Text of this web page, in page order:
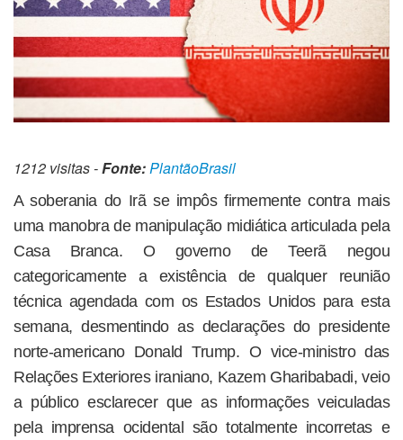
1212 visitas -Fonte:PlantãoBrasil
A soberania do Irã se impôs firmemente contra mais
uma manobra de manipulação midiática articulada pela
Casa Branca. O governo de Teerã negou
categoricamente a existência de qualquer reunião
técnica agendada com os Estados Unidos para esta
semana, desmentindo as declarações do presidente
norte-americano Donald Trump. O vice-ministro das
Relações Exteriores iraniano, Kazem Gharibabadi, veio
a público esclarecer que as informações veiculadas
pela imprensa ocidental são totalmente incorretas e